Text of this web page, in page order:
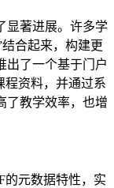
显著进展。许多学
合起来，构建更
出了一个基于门户
程资料，并通过系
了教学效率，也增
的元数据特性，实